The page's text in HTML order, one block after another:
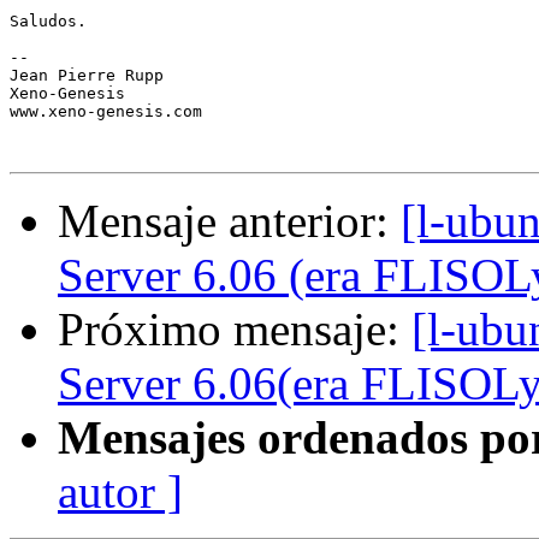
Saludos.
--
Jean Pierre Rupp
Xeno-Genesis
www.xeno-genesis.com
Mensaje anterior: [l-
Server 6.06 (era
Próximo mensaje: [l-
Server 6.06(era
Mensajes ordenados
autor ]